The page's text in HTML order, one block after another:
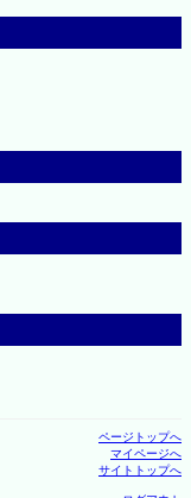
ページトップへ
マイページへ
サイトトップへ